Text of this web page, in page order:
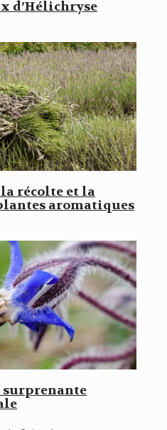
d’Hélichryse
récolte et la
aromatiques